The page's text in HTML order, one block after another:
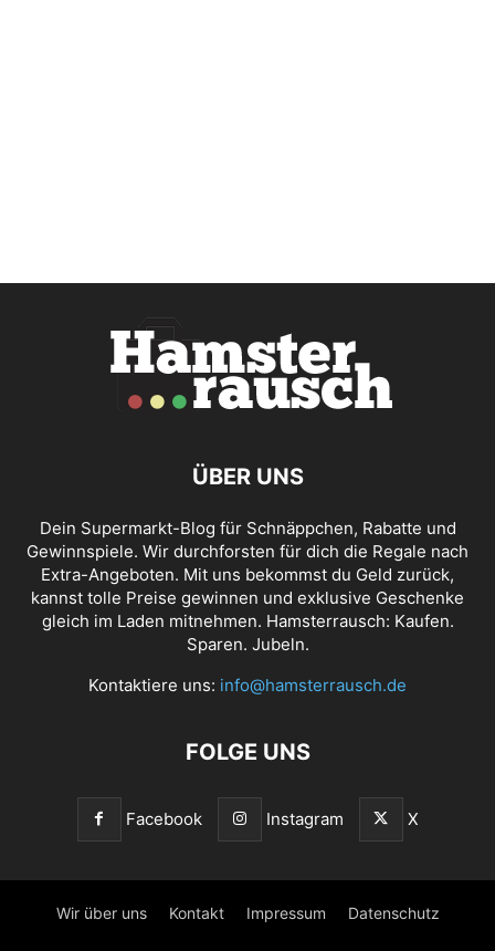
ÜBER UNS
Dein Supermarkt-Blog für Schnäppchen, Rabatte und
Gewinnspiele. Wir durchforsten für dich die Regale nach
Extra-Angeboten. Mit uns bekommst du Geld zurück,
kannst tolle Preise gewinnen und exklusive Geschenke
gleich im Laden mitnehmen. Hamsterrausch: Kaufen.
Sparen. Jubeln.
Kontaktiere uns: info@hamsterrausch.de
FOLGE UNS
Facebook Instagram X
Wir über uns Kontakt Impressum Datenschutz